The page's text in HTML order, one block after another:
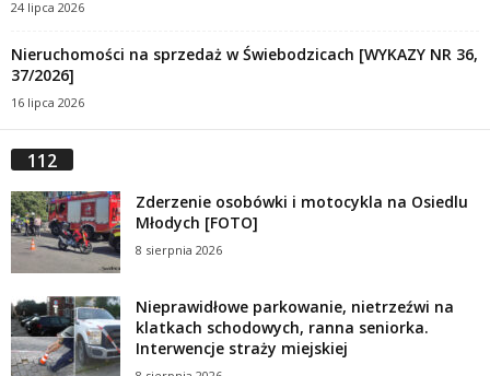
24 lipca 2026
Nieruchomości na sprzedaż w Świebodzicach [WYKAZY NR 36,
37/2026]
16 lipca 2026
112
Zderzenie osobówki i motocykla na Osiedlu
Młodych [FOTO]
8 sierpnia 2026
Nieprawidłowe parkowanie, nietrzeźwi na
klatkach schodowych, ranna seniorka.
Interwencje straży miejskiej